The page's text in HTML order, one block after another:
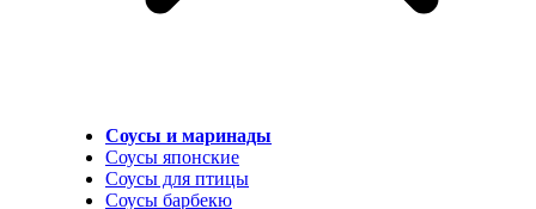
Соусы и маринады
Соусы японские
Соусы для птицы
Соусы барбекю